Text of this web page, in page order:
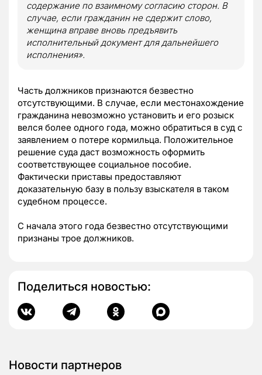
содержание по взаимному согласию сторон. В
случае, если гражданин не сдержит слово,
женщина вправе вновь предъявить
исполнительный документ для дальнейшего
исполнения».
Часть должников признаются безвестно
отсутствующими. В случае, если местонахождение
гражданина невозможно установить и его розыск
велся более одного года, можно обратиться в суд с
заявлением о потере кормильца. Положительное
решение суда даст возможность оформить
соответствующее социальное пособие.
Фактически приставы предоставляют
доказательную базу в пользу взыскателя в таком
судебном процессе.
С начала этого года безвестно отсутствующими
признаны трое должников.
Поделиться новостью:
Новости партнеров